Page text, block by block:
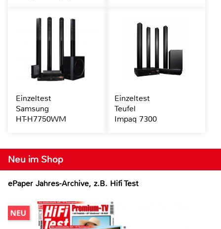
Neu im Shop
ePaper Jahres-Archive, z.B. Hifi Test
Einzeltest
Samsung
HT-H7750WM
Einzeltest
Teufel
Impaq 7300